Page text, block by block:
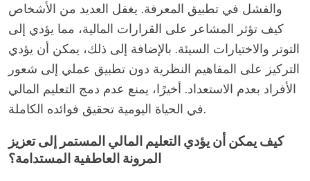
والفشل في تطبيق المعرفة. يغفل العديد من الأشخاص
كيف تؤثر المشاعر على القرارات المالية، مما يؤدي إلى
التوتر والاختيارات السيئة. بالإضافة إلى ذلك، يمكن أن يؤدي
التركيز على المفاهيم النظرية دون تطبيق عملي إلى شعور
الأفراد بعدم الاستعداد. أخيرًا، يمنع عدم دمج التعليم المالي
في الحياة اليومية تحقيق فوائده الكاملة.
كيف يمكن أن يؤدي التعليم المالي المستمر إلى تعزيز
المرونة العاطفية المستدامة؟